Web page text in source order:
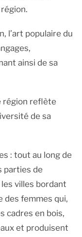
l’art populaire du
ainsi de sa
région reflète
de sa
: tout au long de
parties de
villes bordant
des femmes qui,
cadres en bois,
et produisent